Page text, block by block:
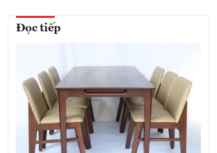
Đọc tiếp